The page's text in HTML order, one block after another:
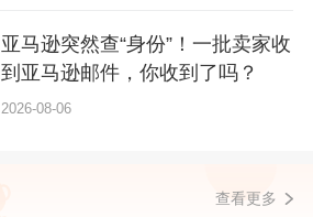
亚马逊突然查“身份”！一批卖家收
到亚马逊邮件，你收到了吗？
2026-08-06
查看更多